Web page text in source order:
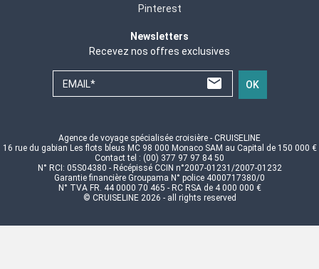
Pinterest
Newsletters
Recevez nos offres exclusives
EMAIL* OK
Agence de voyage spécialisée croisière - CRUISELINE
16 rue du gabian Les flots bleus MC 98 000 Monaco SAM au Capital de 150 000 €
Contact tel : (00) 377 97 97 84 50
N° RCI: 05S04380 - Récépissé CCIN n°2007-01231/2007-01232
Garantie financière Groupama N° police 4000717380/0
N° TVA FR. 44 0000 70 465 - RC RSA de 4 000 000 €
© CRUISELINE 2026 - all rights reserved